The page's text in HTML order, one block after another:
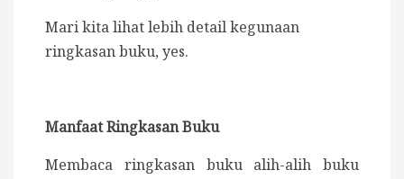
Mari kita lihat lebih detail kegunaan
ringkasan buku, yes.
Manfaat Ringkasan Buku
Membaca ringkasan buku alih-alih buku